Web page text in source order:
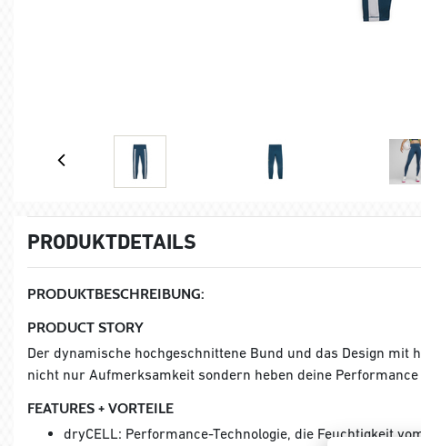
PRODUKTDETAILS
PRODUKTBESCHREIBUNG:
PRODUCT STORY
Der dynamische hochgeschnittene Bund und das Design
nicht nur Aufmerksamkeit sondern heben deine
FEATURES + VORTEILE
dryCELL: Performance-Technologie, die Feuchtigkeit